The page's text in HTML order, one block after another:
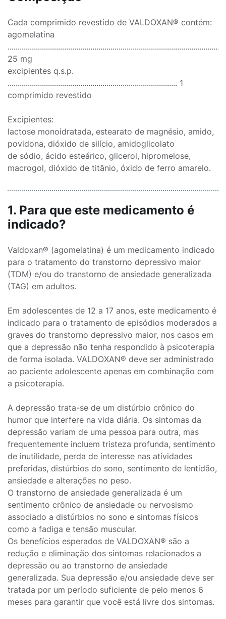
Cada comprimido revestido de VALDOXAN® contém:
agomelatina
25 mg
excipientes q.s.p.
.................................................................................... 1
comprimido revestido
Excipientes:
lactose monoidratada, estearato de magnésio, amido,
povidona, dióxido de silício, amidoglicolato
de sódio, ácido esteárico, glicerol, hipromelose,
macrogol, dióxido de titânio, óxido de ferro amarelo.
1. Para que este medicamento é
indicado?
Valdoxan® (agomelatina) é um medicamento indicado
para o tratamento do transtorno depressivo maior
(TDM) e/ou do transtorno de ansiedade generalizada
(TAG) em adultos.
Em adolescentes de 12 a 17 anos, este medicamento é
indicado para o tratamento de episódios moderados a
graves do transtorno depressivo maior, nos casos em
que a depressão não tenha respondido à psicoterapia
de forma isolada. VALDOXAN® deve ser administrado
ao paciente adolescente apenas em combinação com
a psicoterapia.
A depressão trata-se de um distúrbio crônico do
humor que interfere na vida diária. Os sintomas da
depressão variam de uma pessoa para outra, mas
frequentemente incluem tristeza profunda, sentimento
de inutilidade, perda de interesse nas atividades
preferidas, distúrbios do sono, sentimento de lentidão,
ansiedade e alterações no peso.
O transtorno de ansiedade generalizada é um
sentimento crônico de ansiedade ou nervosismo
associado a distúrbios no sono e sintomas físicos
como a fadiga e tensão muscular.
Os benefícios esperados de VALDOXAN® são a
redução e eliminação dos sintomas relacionados a
depressão ou ao transtorno de ansiedade
generalizada. Sua depressão e/ou ansiedade deve ser
tratada por um período suficiente de pelo menos 6
meses para garantir que você está livre dos sintomas.